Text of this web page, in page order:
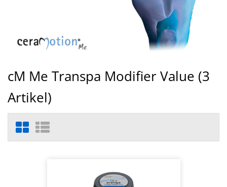
cM Me Transpa Modifier Value (3
Artikel)